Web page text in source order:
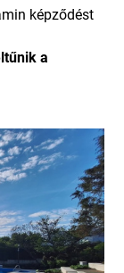
képződést
a